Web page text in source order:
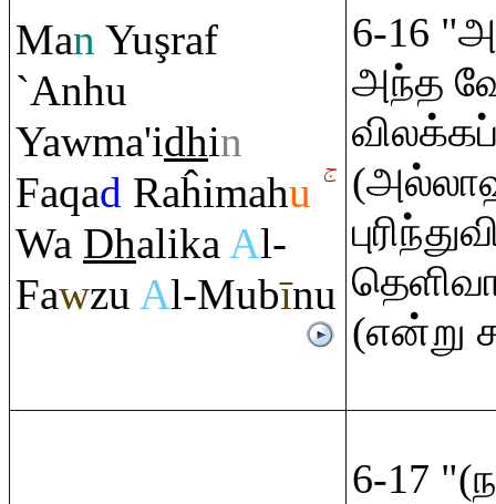
Man Yuşraf
`Anhu
Yawma'idhin
Faqad Raĥimahu
Wa DhalikaAl-
Fawzu Al-Mubīnu
6-16
அந்த
(என்று
6-17